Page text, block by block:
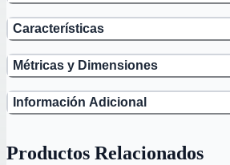
Características
Métricas y Dimensiones
Información Adicional
Productos Relacionados